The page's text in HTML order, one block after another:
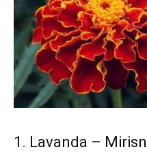
1. Lavanda –